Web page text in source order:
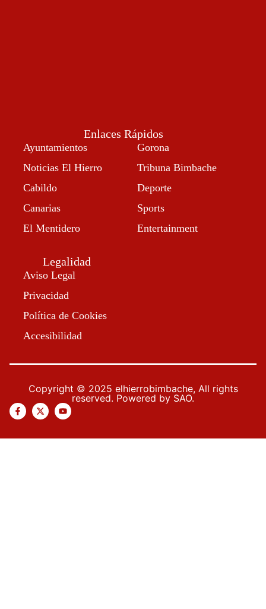
Enlaces Rápidos
Ayuntamientos
Noticias El Hierro
Cabildo
Canarias
El Mentidero
Gorona
Tribuna Bimbache
Deporte
Sports
Entertainment
Legalidad
Aviso Legal
Privacidad
Política de Cookies
Accesibilidad
Copyright © 2025 elhierrobimbache, All rights
reserved. Powered by SAO.